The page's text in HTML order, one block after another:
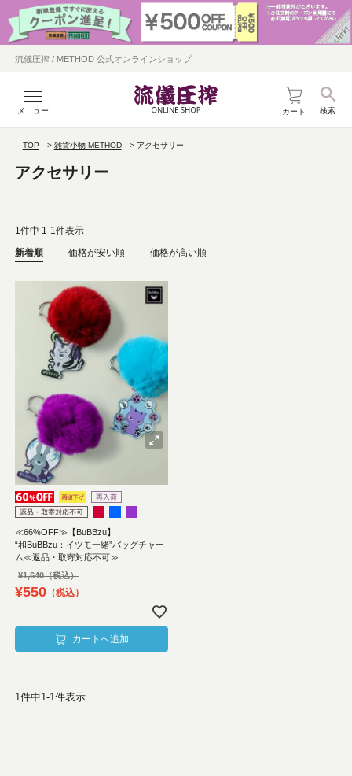
流儀圧搾 / METHOD 公式オンラインショップ
メニュー カート 検索
TOP 雑貨小物 METHOD アクセサリー
アクセサリー
価格が安い順 価格が高い順
新着順
1件中 1-1件表示
≪66%OFF≫【BuBBzu】
“和BuBBzu：イツモ一緒”バッグチャー
ム≪返品・取寄対応不可≫
¥1,640
¥550 税込
カートへ追加
1件中1-1件表示